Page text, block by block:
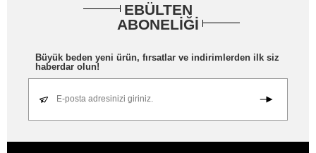
EBÜLTEN
ABONELİĞİ
Büyük beden yeni ürün, fırsatlar ve indirimlerden ilk siz
haberdar olun!
E-posta adresinizi giriniz.